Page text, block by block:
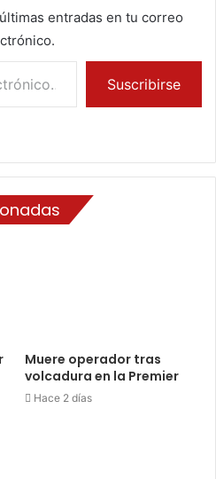
entradas en tu correo
Suscribirse
Muere operador tras
volcadura en la Premier
Hace 2 días